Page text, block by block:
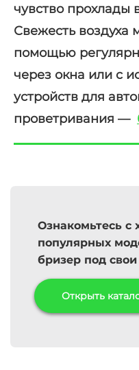
чувство прохлады
Свежесть воздуха
помощью
через окна или с
устройств для
проветривания —
Ознакомьтесь с
популярных
бризер под свои
Открыть